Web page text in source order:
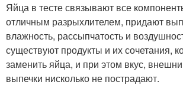
Яйца в тесте связывают все
отличным разрыхлителем, придают
влажность, рассыпчатость и
существуют продукты и их сочетания,
заменить яйца, и при этом вкус,
выпечки нисколько не пострадают.